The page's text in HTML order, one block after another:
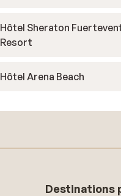
Hôtel Sheraton
Resort
Hôtel Arena Beach
Destinations